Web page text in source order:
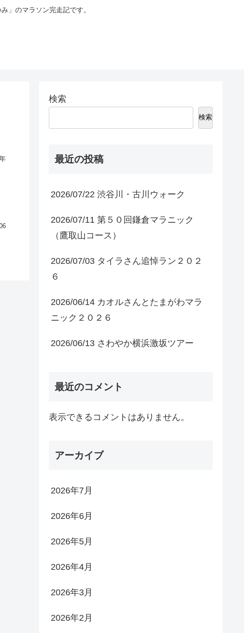
」のマラソン完走記です。
検索
検索
最近の投稿
2026/07/22 渋谷川・古川ウォーク
2026/07/11 第５０回鎌倉マラニック
（鷹取山コース）
2026/07/03 タイラさん追悼ラン２０２
６
2026/06/14 カオルさんとたまがわマラ
ニック２０２６
2026/06/13 さわやか横浜激坂ツアー
最近のコメント
表示できるコメントはありません。
アーカイブ
2026年7月
2026年6月
2026年5月
2026年4月
2026年3月
2026年2月